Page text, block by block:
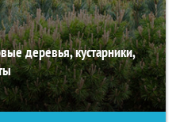
деревья, кустарники,